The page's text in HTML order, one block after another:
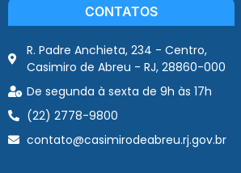
CONTATOS
R. Padre Anchieta, 234 - Centro,
Casimiro de Abreu - RJ, 28860-000
De segunda à sexta de 9h às 17h
(22) 2778-9800
contato@casimirodeabreu.rj.gov.br